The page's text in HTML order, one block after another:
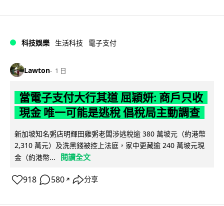
科技娛樂 生活科技 電子支付
Lawton 1 日
當電子支付大行其道 屈穎妍: 商戶只收
現金 唯一可能是逃稅 倡稅局主動調查
新加坡知名粥店明輝田雞粥老闆涉逃稅逾 380 萬坡元（約港幣
2,310 萬元）及洗黑錢被控上法庭，家中更藏逾 240 萬坡元現
金（約港幣...
閱讀全文
918 580 ↗ 分享